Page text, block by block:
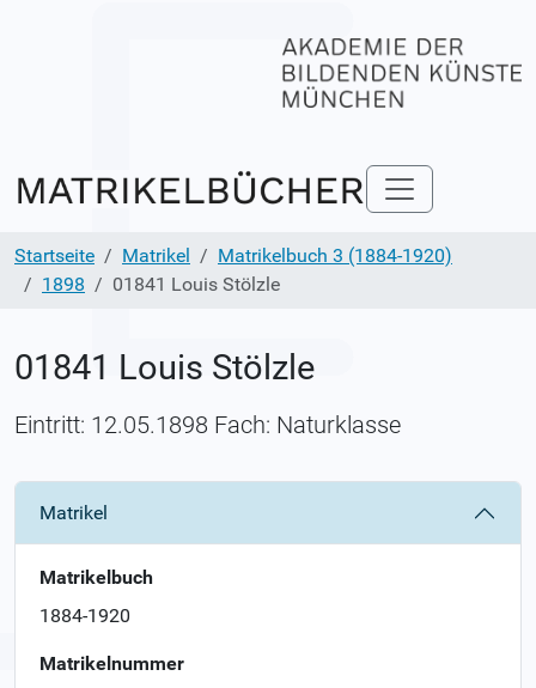
Startseite Matrikel
Matrikelbuch 3 (1884-1920)
1898
01841 Louis Stölzle
01841 Louis Stölzle
Eintritt: 12.05.1898 Fach: Naturklasse
Matrikel
Matrikelbuch
1884-1920
Matrikelnummer